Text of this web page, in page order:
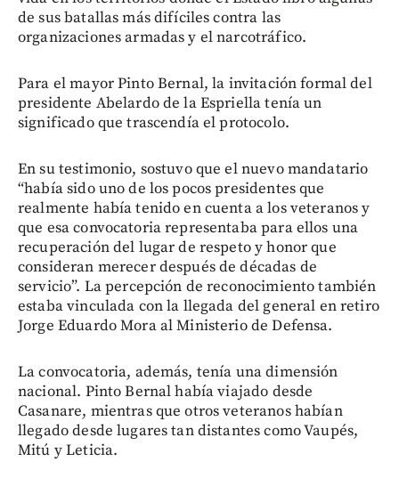
de sus batallas más difíciles contra las
organizaciones armadas y el narcotráfico.
Para el mayor Pinto Bernal, la invitación formal del
presidente Abelardo de la Espriella tenía un
significado que trascendía el protocolo.
En su testimonio, sostuvo que el nuevo mandatario
“había sido uno de los pocos presidentes que
realmente había tenido en cuenta a los veteranos y
que esa convocatoria representaba para ellos una
recuperación del lugar de respeto y honor que
consideran merecer después de décadas de
servicio”. La percepción de reconocimiento también
estaba vinculada con la llegada del general en retiro
Jorge Eduardo Mora al Ministerio de Defensa.
La convocatoria, además, tenía una dimensión
nacional. Pinto Bernal había viajado desde
Casanare, mientras que otros veteranos habían
llegado desde lugares tan distantes como Vaupés,
Mitú y Leticia.